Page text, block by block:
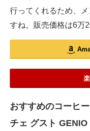
行ってくれるため、
すね。販売価格は6万
おすすめのコーヒ
チェ グスト GENIO